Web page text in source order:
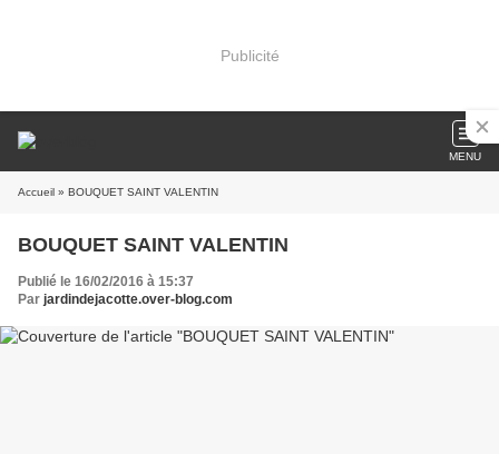
Publicité
MENU
Accueil » BOUQUET SAINT VALENTIN
BOUQUET SAINT VALENTIN
Publié le 16/02/2016 à 15:37
Par jardindejacotte.over-blog.com